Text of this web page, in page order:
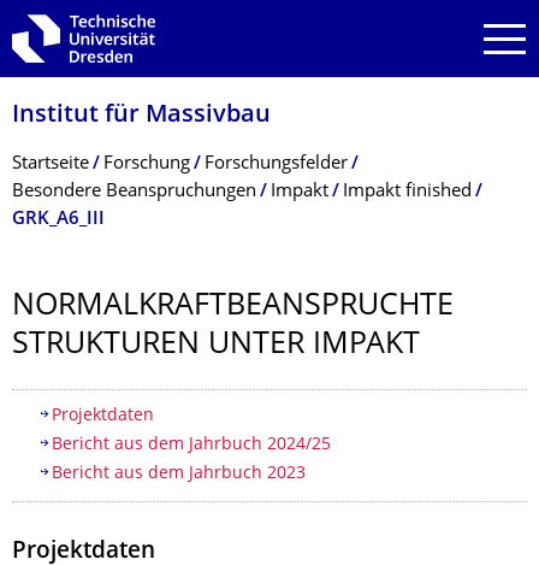
Zur Hauptnavigation springen
Zur Suche springen
Zum Inhalt springen
Institut für Massivbau
Breadcrumb-Menü
Startseite Forschung
Forschungsfelder
Besondere Beanspruchungen
Impakt
Impakt finished
GRK_A6_III
NORMALKRAFTBE­ANSPRUCHTE
STRUKTUREN UNTER IMPAKT
Inhaltsverzeichnis
Projektdaten
Bericht aus dem Jahrbuch 2024/25
Bericht aus dem Jahrbuch 2023
Projektdaten